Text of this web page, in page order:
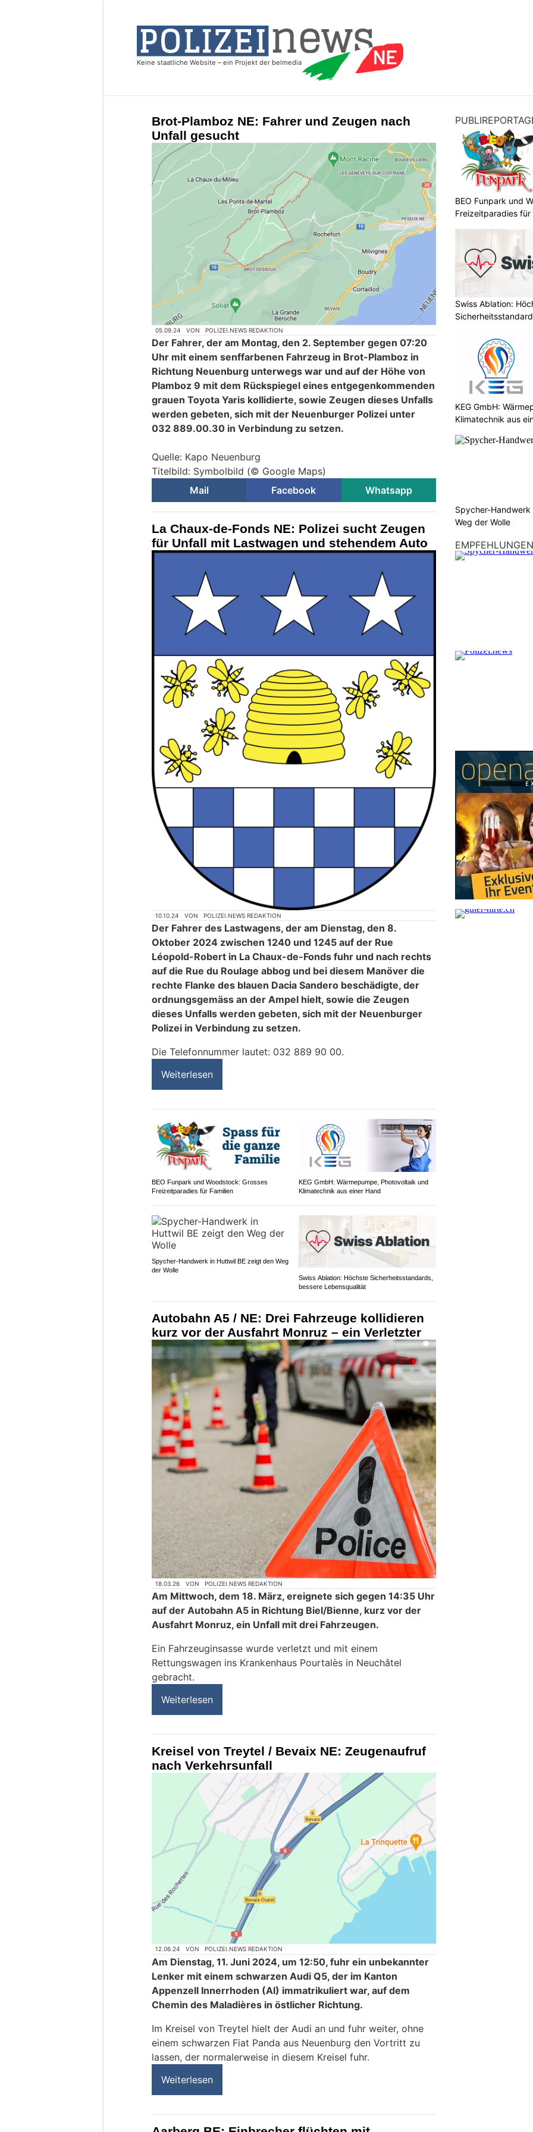
Brot-Plamboz NE: Fahrer und Zeugen nach
Unfall gesucht
05.09.24 VON POLIZEI.NEWS REDAKTION
Der Fahrer, der am Montag, den 2. September gegen 07:20
Uhr mit einem senffarbenen Fahrzeug in Brot-Plamboz in
Richtung Neuenburg unterwegs war und auf der Höhe von
Plamboz 9 mit dem Rückspiegel eines entgegenkommenden
grauen Toyota Yaris kollidierte, sowie Zeugen dieses Unfalls
werden gebeten, sich mit der Neuenburger Polizei unter
032 889.00.30 in Verbindung zu setzen.
Quelle: Kapo Neuenburg
Titelbild: Symbolbild (© Google Maps)
Mail
Facebook Whatsapp
La Chaux-de-Fonds NE: Polizei sucht Zeugen
für Unfall mit Lastwagen und stehendem Auto
10.10.24 VON POLIZEI.NEWS REDAKTION
Der Fahrer des Lastwagens, der am Dienstag, den 8.
Oktober 2024 zwischen 1240 und 1245 auf der Rue
Léopold-Robert in La Chaux-de-Fonds fuhr und nach rechts
auf die Rue du Roulage abbog und bei diesem Manöver die
rechte Flanke des blauen Dacia Sandero beschädigte, der
ordnungsgemäss an der Ampel hielt, sowie die Zeugen
dieses Unfalls werden gebeten, sich mit der Neuenburger
Polizei in Verbindung zu setzen.
Die Telefonnummer lautet: 032 889 90 00.
Weiterlesen
BEO Funpark und Woodstock: Grosses
Freizeitparadies für Familien
KEG GmbH: Wärmepumpe, Photovoltaik und
Klimatechnik aus einer Hand
Spycher-Handwerk in Huttwil BE zeigt den Weg
der Wolle
Swiss Ablation: Höchste Sicherheitsstandards,
bessere Lebensqualität
Autobahn A5 / NE: Drei Fahrzeuge kollidieren
kurz vor der Ausfahrt Monruz – ein Verletzter
18.03.26 VON POLIZEI.NEWS REDAKTION
Am Mittwoch, dem 18. März, ereignete sich gegen 14:35 Uhr
auf der Autobahn A5 in Richtung Biel/Bienne, kurz vor der
Ausfahrt Monruz, ein Unfall mit drei Fahrzeugen.
Ein Fahrzeuginsasse wurde verletzt und mit einem
Rettungswagen ins Krankenhaus Pourtalès in Neuchâtel
gebracht.
Weiterlesen
Kreisel von Treytel / Bevaix NE: Zeugenaufruf
nach Verkehrsunfall
12.06.24 VON POLIZEI.NEWS REDAKTION
Am Dienstag, 11. Juni 2024, um 12:50, fuhr ein unbekannter
Lenker mit einem schwarzen Audi Q5, der im Kanton
Appenzell Innerrhoden (AI) immatrikuliert war, auf dem
Chemin des Maladières in östlicher Richtung.
Im Kreisel von Treytel hielt der Audi an und fuhr weiter, ohne
einem schwarzen Fiat Panda aus Neuenburg den Vortritt zu
lassen, der normalerweise in diesem Kreisel fuhr.
Weiterlesen
BEO Funpark und
Freizeitparadies für
Swiss Ablation:
KEG GmbH:
Klimatechnik aus
Spycher-
Weg der Wolle
EMPFEHLUNGEN